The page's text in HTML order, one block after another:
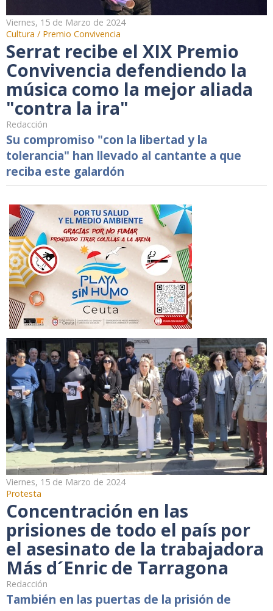
Viernes, 15 de Marzo de 2024
Cultura / Premio Convivencia
Serrat recibe el XIX Premio
Convivencia defendiendo la
música como la mejor aliada
"contra la ira"
Redacción
Su compromiso "con la libertad y la
tolerancia" han llevado al cantante a que
reciba este galardón
Viernes, 15 de Marzo de 2024
Protesta
Concentración en las
prisiones de todo el país por
el asesinato de la trabajadora
Más d´Enric de Tarragona
Redacción
También en las puertas de la prisión de